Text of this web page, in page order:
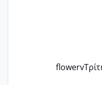
flowerv